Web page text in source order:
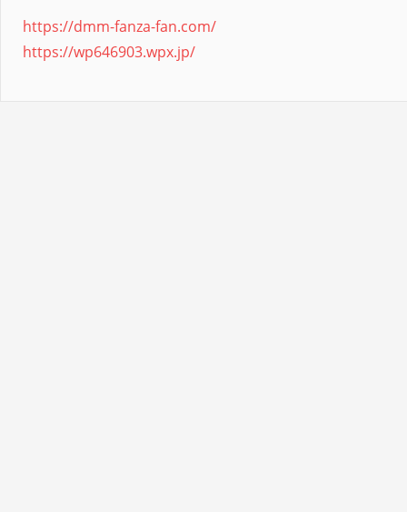
https://dmm-fanza-fan.com/
https://wp646903.wpx.jp/